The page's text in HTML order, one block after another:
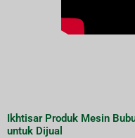
Ikhtisar Produk Mesin
untuk Dijual